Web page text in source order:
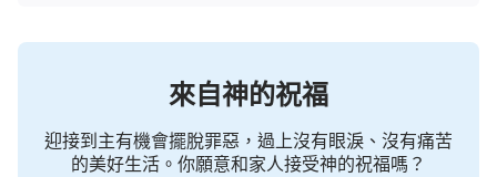
看到過？除了神以外，你在任何人身上、在撒但身上
看到過嗎？（没有。）説到現在為止，我們能不能説
人的，包括神的話語，神用各種方式作在人身上的，
來自神的祝福
迎接到主有機會擺脫罪惡，過上沒有眼淚、沒有痛苦
的美好生活。你願意和家人接受神的祝福嗎？